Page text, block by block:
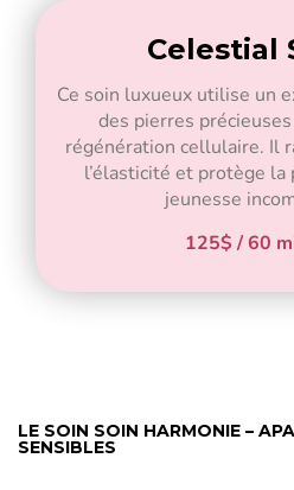
Celestial
Ce soin luxueux utilise un
des pierres
régénération cellulaire. Il
l’élasticité et protège la
jeunesse
125$ / 60
LE SOIN SOIN HARMONIE –
SENSIBLES